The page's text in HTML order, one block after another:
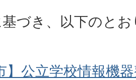
づき、以下のと
】公立学校情報機